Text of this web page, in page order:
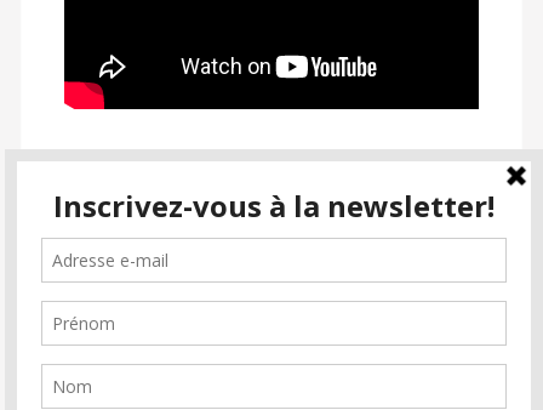
SUIVEZ PASSION CINÉMA
facebookinstagramemail-
alt2
Inscrivez-vous à la newsletter
Soutenez Passion Cinéma
Faire un don